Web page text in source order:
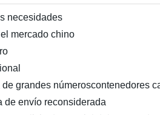
necesidades
mercado chino
grandes númeroscontenedores
de envío reconsiderada